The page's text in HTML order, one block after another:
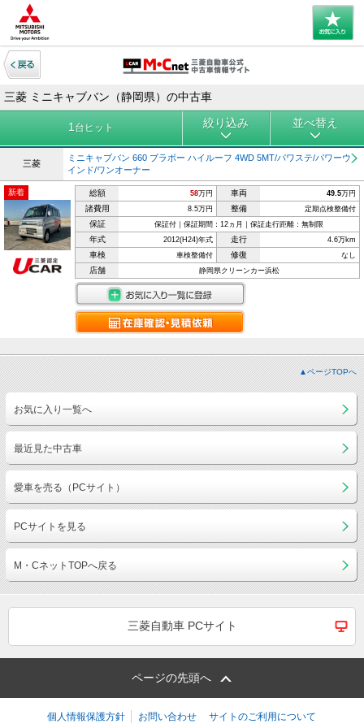
三菱 ミニキャブバン（静岡県）の中古車
1 台ヒット 絞り込み 並べ替え
三菱
ミニキャブバン 660 ブラボー ハイルーフ 4WD 5MT/パワステ/パワーウ
インド/ワンオーナー
新着 総額 58万円 車両 49.5万円
諸費用 8.5万円 整備 定期点検整備付
保証 保証付｜保証期間：12ヵ月｜保証走行距離：無制限
年式 2012(H24)年式 走行 4.6万km
車検 車検整備付 修復 なし
店舗 静岡県クリーンカー浜松
▲ページTOPへ
お気に入り一覧へ
最近見た中古車
愛車を売る（PCサイト）
PCサイトを見る
M・CネットTOPへ戻る
三菱自動車 PCサイト
ページの先頭へ
個人情報保護方針 お問い合わせ サイトのご利用について